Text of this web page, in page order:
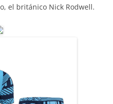
el británico Nick Rodwell.